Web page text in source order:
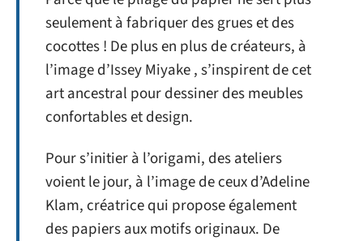
seulement à fabriquer des grues et des
cocottes ! De plus en plus de créateurs, à
l’image d’Issey Miyake , s’inspirent de cet
art ancestral pour dessiner des meubles
confortables et design.
Pour s’initier à l’origami, des ateliers
voient le jour, à l’image de ceux d’Adeline
Klam, créatrice qui propose également
des papiers aux motifs originaux. De